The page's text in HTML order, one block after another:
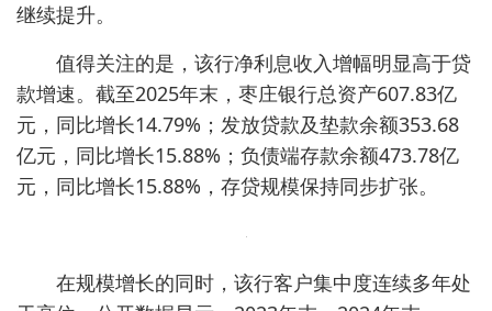
继续提升。
值得关注的是，该行净利息收入增幅明显高于贷
款增速。截至2025年末，枣庄银行总资产607.83亿
元，同比增长14.79%；发放贷款及垫款余额353.68
亿元，同比增长15.88%；负债端存款余额473.78亿
元，同比增长15.88%，存贷规模保持同步扩张。
在规模增长的同时，该行客户集中度连续多年处